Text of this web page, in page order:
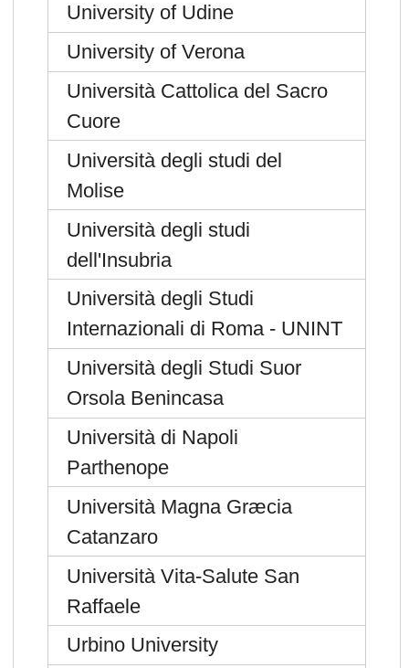
University of Udine
University of Verona
Università Cattolica del Sacro
Cuore
Università degli studi del
Molise
Università degli studi
dell'Insubria
Università degli Studi
Internazionali di Roma - UNINT
Università degli Studi Suor
Orsola Benincasa
Università di Napoli
Parthenope
Università Magna Græcia
Catanzaro
Università Vita-Salute San
Raffaele
Urbino University